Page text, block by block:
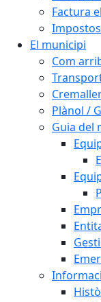
Factura
Impostos
El municipi
Com
Plànol /
Guia del